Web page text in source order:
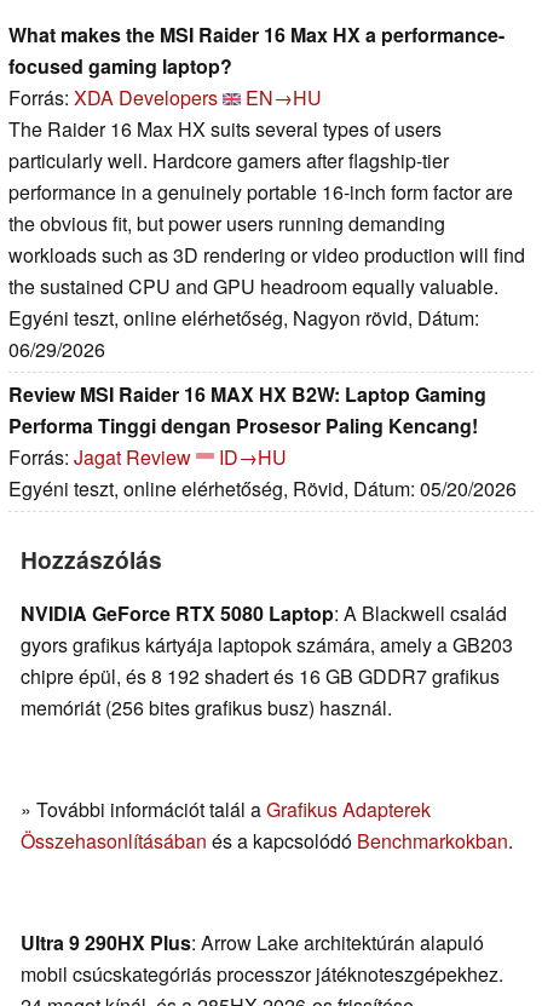
What makes the MSI Raider 16 Max HX a performance-
focused gaming laptop?
Forrás: XDA Developers
EN→HU
The Raider 16 Max HX suits several types of users
particularly well. Hardcore gamers after flagship-tier
performance in a genuinely portable 16-inch form factor are
the obvious fit, but power users running demanding
workloads such as 3D rendering or video production will find
the sustained CPU and GPU headroom equally valuable.
Egyéni teszt, online elérhetőség, Nagyon rövid, Dátum:
06/29/2026
Review MSI Raider 16 MAX HX B2W: Laptop Gaming
Performa Tinggi dengan Prosesor Paling Kencang!
Forrás: Jagat Review
ID→HU
Egyéni teszt, online elérhetőség, Rövid, Dátum: 05/20/2026
Hozzászólás
NVIDIA GeForce RTX 5080 Laptop: A Blackwell család
gyors grafikus kártyája laptopok számára, amely a GB203
chipre épül, és 8 192 shadert és 16 GB GDDR7 grafikus
memóriát (256 bites grafikus busz) használ.
» További információt talál aGrafikus Adapterek
Összehasonlításában és a kapcsolódó Benchmarkokban.
Ultra 9 290HX Plus: Arrow Lake architektúrán alapuló
mobil csúcskategóriás processzor játéknoteszgépekhez.